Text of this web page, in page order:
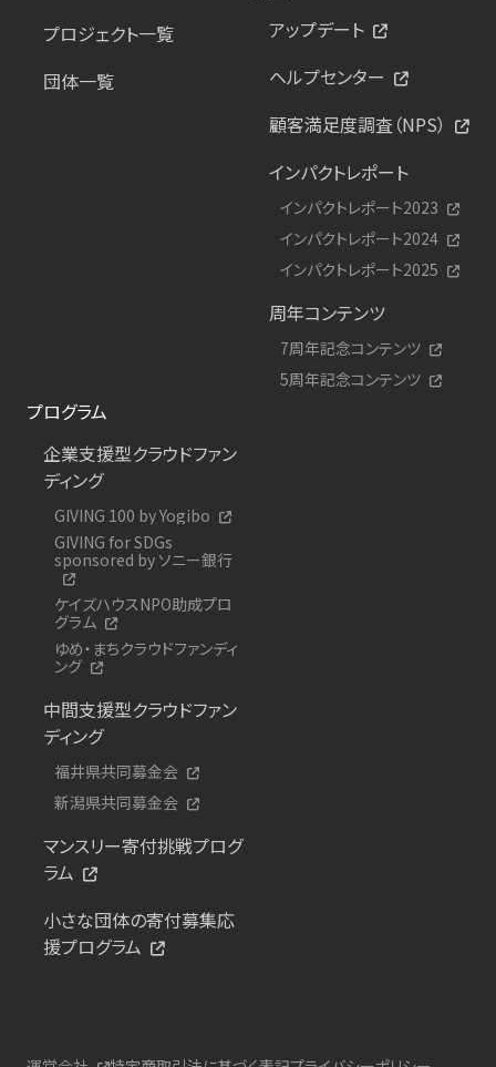
プロジェクト一覧
団体一覧
アップデート
ヘルプセンター
顧客満足度調査（NPS）
インパクトレポート
インパクトレポート2023
インパクトレポート2024
インパクトレポート2025
周年コンテンツ
7周年記念コンテンツ
5周年記念コンテンツ
プログラム
企業支援型クラウドファン
ディング
GIVING 100 by Yogibo
GIVING for SDGs
sponsored by ソニー銀行
ケイズハウスNPO助成プロ
グラム
ゆめ・まちクラウドファンディ
ング
中間支援型クラウドファン
ディング
福井県共同募金会
新潟県共同募金会
マンスリー寄付挑戦プログ
ラム
小さな団体の寄付募集応
援プログラム